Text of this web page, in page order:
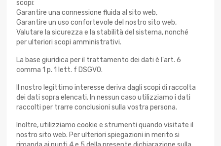
scopi:
Garantire una connessione fluida al sito web,
Garantire un uso confortevole del nostro sito web,
Valutare la sicurezza e la stabilità del sistema, nonché
per ulteriori scopi amministrativi.
La base giuridica per il trattamento dei dati è l'art. 6
comma 1 p. 1 lett. f DSGVO.
Il nostro legittimo interesse deriva dagli scopi di raccolta
dei dati sopra elencati. In nessun caso utilizziamo i dati
raccolti per trarre conclusioni sulla vostra persona.
Inoltre, utilizziamo cookie e strumenti quando visitate il
nostro sito web. Per ulteriori spiegazioni in merito si